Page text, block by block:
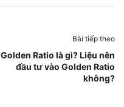
Bài tiếp theo
Golden Ratio là gì? Liệu nên
đầu tư vào Golden Ratio
không?